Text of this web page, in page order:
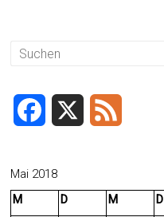
ok
c
Mai 2018
M
D M D